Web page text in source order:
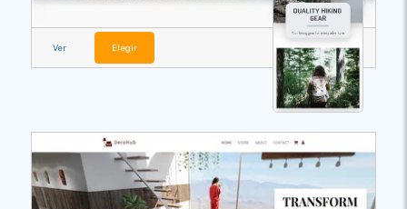
Ver Elegir